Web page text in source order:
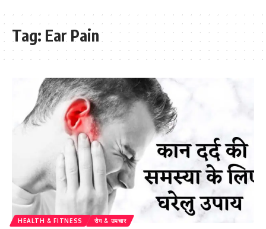
Tag: Ear Pain
HEALTH & FITNESS रोग & उपचार